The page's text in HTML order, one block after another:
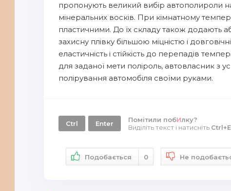
пропонують великий вибір автополироли
мінеральних восків. При кімнатному
пластичними. До їх складу також додають
захисну плівку більшою міцністю і
еластичність і стійкість до перепадів
для заданої мети поліроль, автовласник з
полірування автомобіля своїми руками.
Ctrl Enter Помітили побИлку?
Виділіть текст і натисніть
Подобається 0 Не